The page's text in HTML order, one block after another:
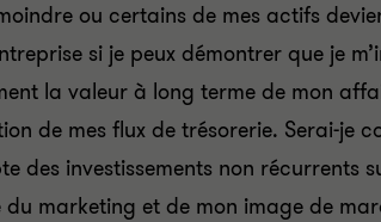
ou certains de mes actifs
si je peux démontrer que je
la valeur à long terme de mon
de mes flux de trésorerie. Serai-je
des investissements non récurrents
marketing et de mon image de